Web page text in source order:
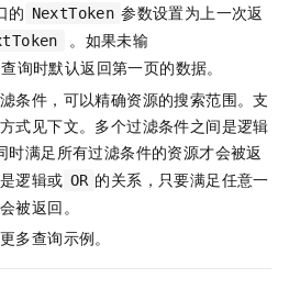
的 NextToken 参数设置为上一次返
。如果未输
询时默认返回第一页的数据。
条件，可以精确资源的搜索范围。支
式见下文。多个过滤条件之间是逻辑
时满足所有过滤条件的资源才会被返
逻辑或 OR 的关系，只要满足任意一
被返回。
多查询示例。